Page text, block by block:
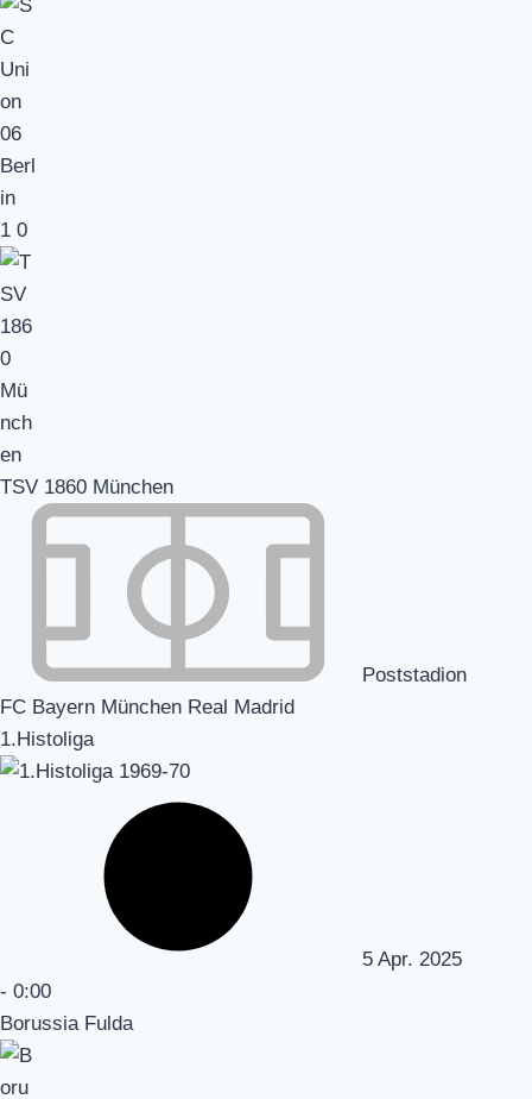
1 0
TSV 1860 München
Poststadion
FC Bayern München Real Madrid
1.Histoliga
5 Apr. 2025
- 0:00
Borussia Fulda